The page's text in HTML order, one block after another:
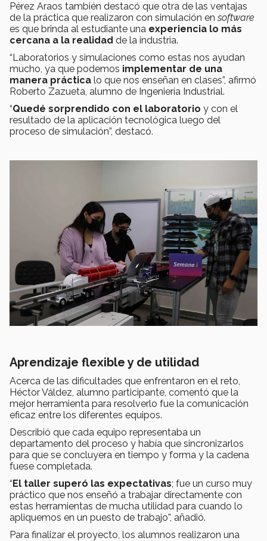
Pérez Araos también destacó que otra de las ventajas
de la práctica que realizaron con simulación ensoftware
es que brinda al estudiante una experiencia lo más
cercana a la realidad de la industria.
“Laboratorios y simulaciones como estas nos ayudan
mucho, ya que podemos implementar de una
manera práctica lo que nos enseñan en clases”, afirmó
Roberto Zazueta, alumno de Ingeniería Industrial.
“Quedé sorprendido con el laboratorio y con el
resultado de la aplicación tecnológica luego del
proceso de simulación”, destacó.
Aprendizaje flexible y de utilidad
Acerca de las dificultades que enfrentaron en el reto,
Héctor Váldez, alumno participante, comentó que la
mejor herramienta para resolverlo fue la comunicación
eficaz entre los diferentes equipos.
Describió que cada equipo representaba un
departamento del proceso y había que sincronizarlos
para que se concluyera en tiempo y forma y la cadena
fuese completada.
“El taller superó las expectativas; fue un curso muy
práctico que nos enseñó a trabajar directamente con
estas herramientas de mucha utilidad para cuando lo
apliquemos en un puesto de trabajo”, añadió.
Para finalizar el proyecto, los alumnos realizaron una